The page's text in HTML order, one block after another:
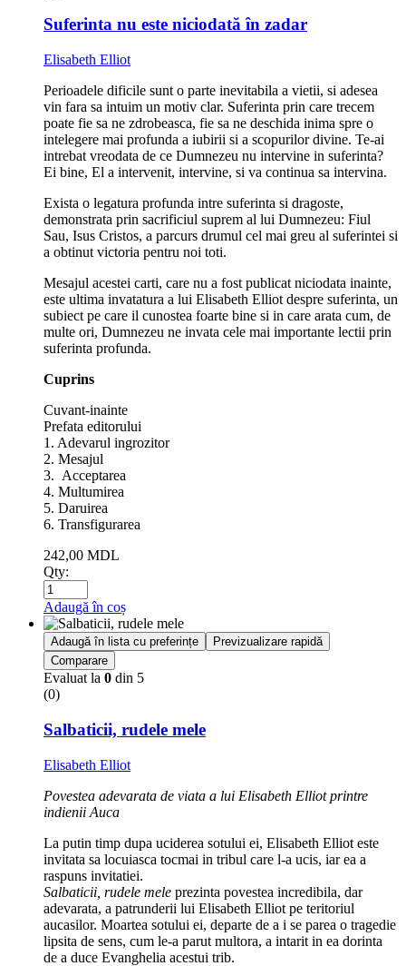
Suferinta nu este niciodată în zadar
Elisabeth Elliot
Perioadele dificile sunt o parte inevitabila a vietii, si adesea
vin fara sa intuim un motiv clar. Suferinta prin care trecem
poate fie sa ne zdrobeasca, fie sa ne deschida inima spre o
intelegere mai profunda a iubirii si a scopurilor divine. Te-ai
intrebat vreodata de ce Dumnezeu nu intervine in suferinta?
Ei bine, El a intervenit, intervine, si va continua sa intervina.
Exista o legatura profunda intre suferinta si dragoste,
demonstrata prin sacrificiul suprem al lui Dumnezeu: Fiul
Sau, Isus Cristos, a parcurs drumul cel mai greu al suferintei si
a obtinut victoria pentru noi toti.
Mesajul acestei carti, care nu a fost publicat niciodata inainte,
este ultima invatatura a lui Elisabeth Elliot despre suferinta, un
subiect pe care il cunostea foarte bine si in care arata cum, de
multe ori, Dumnezeu ne invata cele mai importante lectii prin
suferinta profunda.
Cuprins
Cuvant-inainte
Prefata editorului
1. Adevarul ingrozitor
2. Mesajul
3. Acceptarea
4. Multumirea
5. Daruirea
6. Transfigurarea
242,00 MDL
Qty:
Adaugă în coș
Adaugă în lista cu preferințe
Previzualizare rapidă
Comparare
Evaluat la 0 din 5
(0)
Salbaticii, rudele mele
Elisabeth Elliot
Povestea adevarata de viata a lui Elisabeth Elliot printre
indienii Auca
La putin timp dupa uciderea sotului ei, Elisabeth Elliot este
invitata sa locuiasca tocmai in tribul care l-a ucis, iar ea a
raspuns invitatiei.
Salbaticii, rudele mele prezinta povestea incredibila, dar
adevarata, a patrunderii lui Elisabeth Elliot pe teritoriul
aucasilor. Moartea sotului ei, departe de a i se parea o tragedie
lipsita de sens, cum le-a parut multora, a intarit in ea dorinta
de a duce Evanghelia acestui trib.